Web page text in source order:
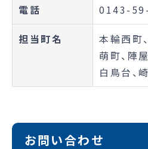
電話 0143-
担当町名
本輪西町
萌町、陣
白鳥台、
お問い合わせ